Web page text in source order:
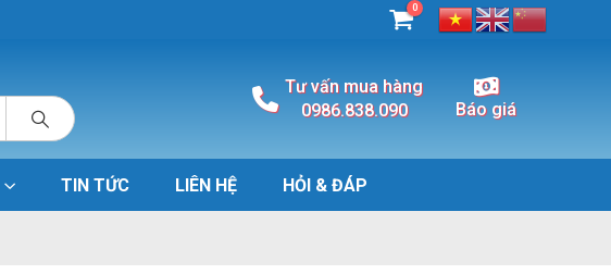
0
Tư vấn mua hàng
0986.838.090
Báo giá
TIN TỨC LIÊN HỆ HỎI & ĐÁP